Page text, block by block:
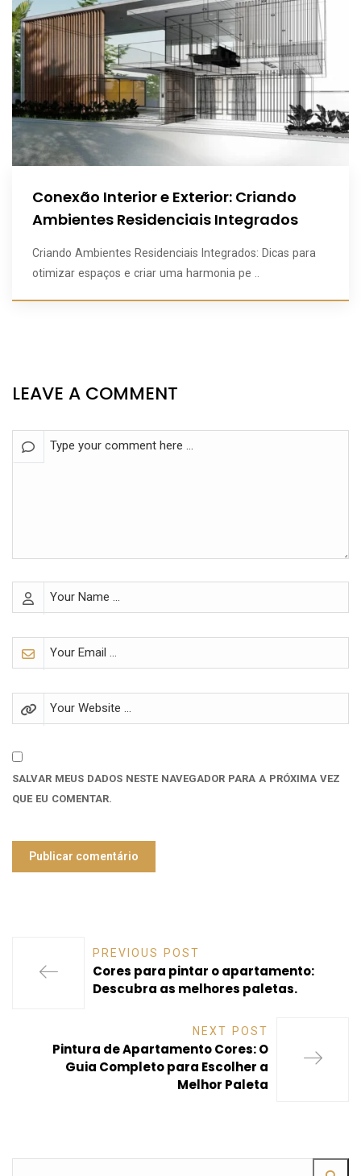
Conexão Interior e Exterior: Criando
Ambientes Residenciais Integrados
Criando Ambientes Residenciais Integrados: Dicas para
otimizar espaços e criar uma harmonia pe ..
LEAVE A COMMENT
SALVAR MEUS DADOS NESTE NAVEGADOR PARA A PRÓXIMA VEZ
QUE EU COMENTAR.
PREVIOUS POST
Cores para pintar o apartamento:
Descubra as melhores paletas.
NEXT POST
Pintura de Apartamento Cores: O
Guia Completo para Escolher a
Melhor Paleta